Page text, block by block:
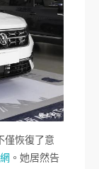
僅恢復了意
。她居然告